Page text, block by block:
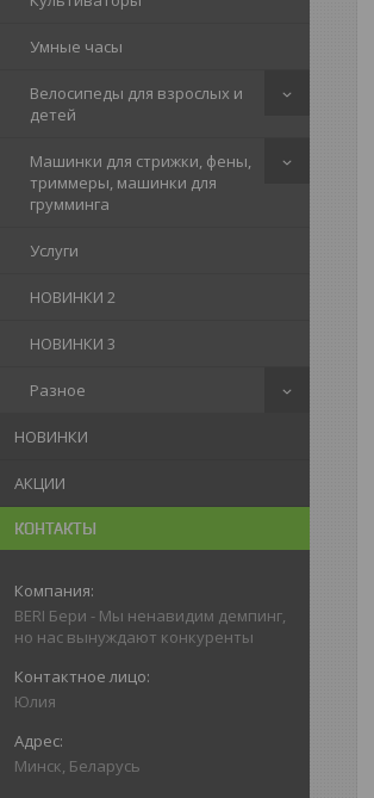
Умные часы
Велосипеды для взрослых и
детей
Машинки для стрижки, фены,
триммеры, машинки для
грумминга
Услуги
НОВИНКИ 2
НОВИНКИ 3
Разное
НОВИНКИ
АКЦИИ
КОНТАКТЫ
BERI Бери - Мы ненавидим демпинг,
но нас вынуждают конкуренты
Юлия
Минск, Беларусь